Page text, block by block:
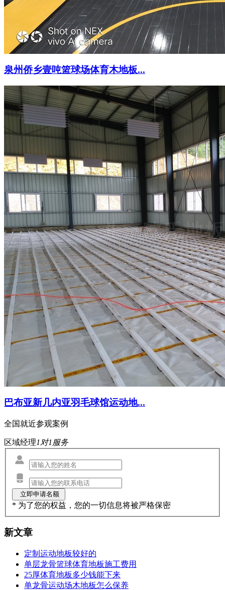
泉州侨乡壹吨篮球场体育木地板...
巴布亚新几内亚羽毛球馆运动地...
全国就近参观案例
区域经理1对1服务
* 为了您的权益，您的一切信息将被严格保密
新文章
定制运动地板较好的
单层龙骨篮球体育地板施工费用
25厚体育地板多少钱能下来
单龙骨运动场木地板怎么保养